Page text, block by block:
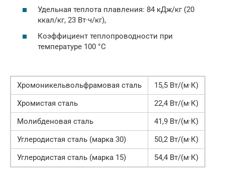
Удельная теплота плавления: 84 кДж/кг (20
ккал/кг, 23 Вт·ч/кг),
Коэффициент теплопроводности при
температуре 100 °C
Хромоникельвольфрамовая сталь
15,5 Вт/(м·К)
Хромистая сталь
22,4 Вт/(м·К)
Молибденовая сталь
41,9 Вт/(м·К)
Углеродистая сталь (марка 30)
50,2 Вт/(м·К)
Углеродистая сталь (марка 15)
54,4 Вт/(м·К)